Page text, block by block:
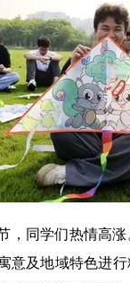
，同学们热情高
意及地域特色进